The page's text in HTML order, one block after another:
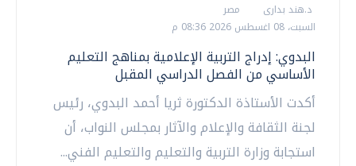
د.هند بدارى
مصر
السبت، 08 اغسطس 2026 08:36 م
البدوي: إدراج التربية الإعلامية بمناهج التعليم
الأساسي من الفصل الدراسي المقبل
أكدت الأستاذة الدكتورة ثريا أحمد البدوي، رئيس
لجنة الثقافة والإعلام والآثار بمجلس النواب، أن
استجابة وزارة التربية والتعليم والتعليم الفني...